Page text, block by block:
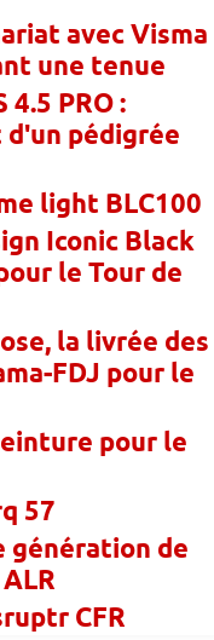
avec Visma
une tenue
4.5 PRO :
pédigrée
light BLC100
Iconic Black
le Tour de
la livrée des
FDJ pour le
pour le
57
génération de
CFR